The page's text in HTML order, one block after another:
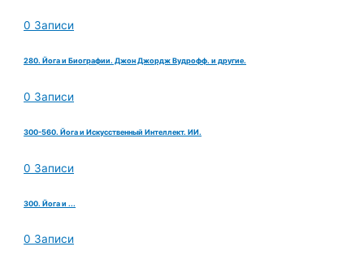
0 Записи
280. Йога и Биографии. Джон Джордж Вудрофф. и другие.
0 Записи
300-560. Йога и Искусственный Интеллект. ИИ.
0 Записи
300. Йога и ...
0 Записи